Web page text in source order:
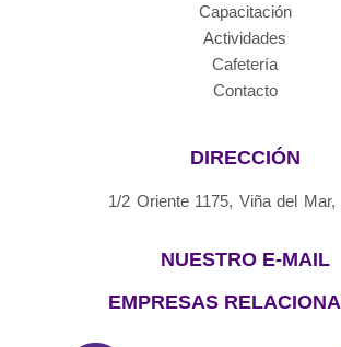
Capacitación
Actividades
Cafetería
Contacto
DIRECCIÓN
1/2 Oriente 1175, Viña del Mar,
NUESTRO E-MAIL
EMPRESAS